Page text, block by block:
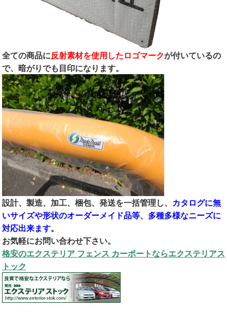
全ての商品に反射素材を使用したロゴマークが付いているの
で、暗がりでも目印になります。
設計、製造、加工、梱包、発送を一括管理し、 カタログに無
いサイズや形状のオーダーメイド品等、多種多様なニーズに
対応出来ます。
お気軽にお問い合わせ下さい。
格安のエクステリア フェンス カーポートならエクステリアス
トック